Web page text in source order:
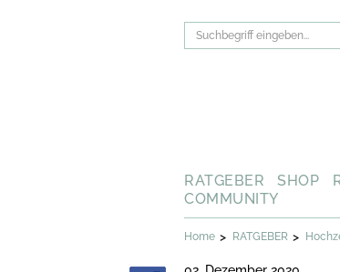
RATGEBER SHOP
COMMUNITY
Home > RATGEBER >